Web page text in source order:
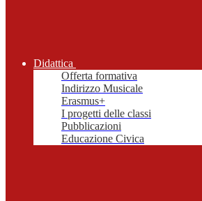
Didattica
Offerta formativa
Indirizzo Musicale
Erasmus+
I progetti delle classi
Pubblicazioni
Educazione Civica